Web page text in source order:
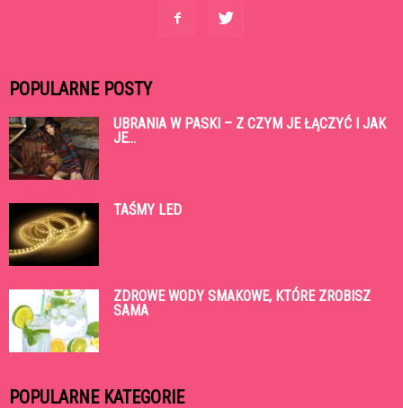
POPULARNE POSTY
UBRANIA W PASKI – Z CZYM JE ŁĄCZYĆ I JAK
JE...
TAŚMY LED
ZDROWE WODY SMAKOWE, KTÓRE ZROBISZ
SAMA
POPULARNE KATEGORIE